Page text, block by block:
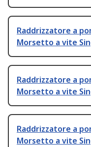
Raddrizzatore a
Morsetto a vite
Raddrizzatore a
Morsetto a vite
Raddrizzatore a
Morsetto a vite